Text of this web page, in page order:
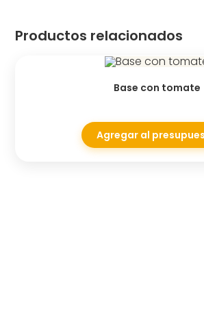
Productos relacionados
Base con tomate
Agregar al